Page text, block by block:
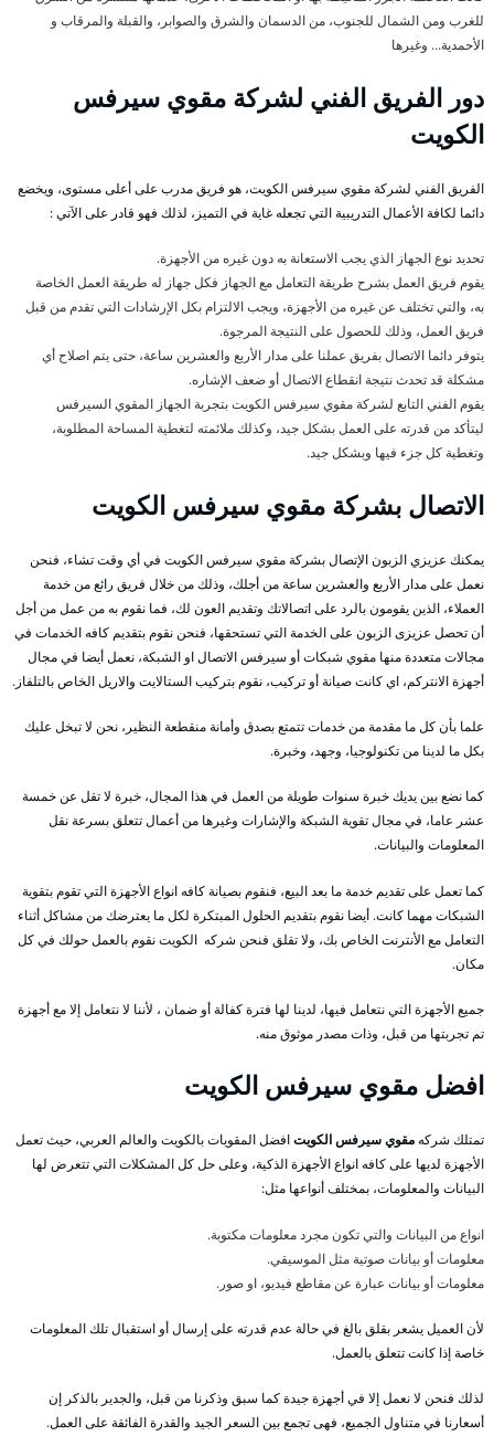
للغرب ومن الشمال للجنوب، من الدسمان والشرق والصوابر، والقبلة والمرقاب و
الأحمدية… وغيرها
دور الفريق الفني لشركة مقوي سيرفس
الكويت
الفريق الفني لشركة مقوي سيرفس الكويت، هو فريق مدرب على أعلى مستوى، ويخضع
دائما لكافة الأعمال التدريبية التي تجعله غاية في التميز، لذلك فهو قادر على الآتي :
تحديد نوع الجهاز الذي يجب الاستعانة به دون غيره من الأجهزة.
يقوم فريق العمل بشرح طريقة التعامل مع الجهاز فكل جهاز له طريقة العمل الخاصة
به، والتي تختلف عن غيره من الأجهزة، ويجب الالتزام بكل الإرشادات التي تقدم من قبل
فريق العمل، وذلك للحصول على النتيجة المرجوة.
يتوفر دائما الاتصال بفريق عملنا على مدار الأربع والعشرين ساعة، حتى يتم اصلاح أي
مشكلة قد تحدث نتيجة انقطاع الاتصال أو ضعف الإشاره.
يقوم الفني التابع لشركة مقوي سيرفس الكويت بتجربة الجهاز المقوي السيرفس
ليتأكد من قدرته على العمل بشكل جيد، وكذلك ملائمته لتغطية المساحة المطلوبة،
وتغطية كل جزء فيها وبشكل جيد.
الاتصال بشركة مقوي سيرفس الكويت
يمكنك عزيزي الزبون الإتصال بشركة مقوي سيرفس الكويت في أي وقت تشاء، فنحن
نعمل على مدار الأربع والعشرين ساعة من أجلك، وذلك من خلال فريق رائع من خدمة
العملاء، الذين يقومون بالرد على اتصالاتك وتقديم العون لك، فما نقوم به من عمل من أجل
أن تحصل عزيزى الزبون على الخدمة التي تستحقها، فنحن نقوم بتقديم كافه الخدمات في
مجالات متعددة منها مقوي شبكات أو سيرفس الاتصال او الشبكة، نعمل أيضا في مجال
أجهزة الانتركم، اي كانت صيانة أو تركيب، نقوم بتركيب الستالايت والاريل الخاص بالتلفاز.
علما بأن كل ما مقدمة من خدمات تتمتع بصدق وأمانة منقطعة النظير، نحن لا تبخل عليك
بكل ما لدينا من تكنولوجيا، وجهد، وخبرة.
كما نضع بين يديك خبرة سنوات طويلة من العمل في هذا المجال، خبرة لا تقل عن خمسة
عشر عاما، في مجال تقوية الشبكة والإشارات وغيرها من أعمال تتعلق بسرعة نقل
المعلومات والبيانات.
كما تعمل على تقديم خدمة ما بعد البيع، فنقوم بصيانة كافه انواع الأجهزة التي تقوم بتقوية
الشبكات مهما كانت. أيضا نقوم بتقديم الحلول المبتكرة لكل ما يعترضك من مشاكل أثناء
التعامل مع الأنترنت الخاص بك، ولا تقلق فنحن شركه الكويت نقوم بالعمل حولك في كل
مكان.
جميع الأجهزة التي نتعامل فيها، لدينا لها فترة كفالة أو ضمان ، لأننا لا نتعامل إلا مع أجهزة
تم تجربتها من قبل، وذات مصدر موثوق منه.
افضل مقوي سيرفس الكويت
تمتلك شركهمقوي سيرفس الكويتافضل المقويات بالكويت والعالم العربي، حيث تعمل
الأجهزة لديها على كافه انواع الأجهزة الذكية، وعلى حل كل المشكلات التي تتعرض لها
البيانات والمعلومات، بمختلف أنواعها مثل:
انواع من البيانات والتي تكون مجرد معلومات مكتوبة.
معلومات أو بيانات صوتية مثل الموسيقي.
معلومات أو بيانات عبارة عن مقاطع فيديو، او صور.
لأن العميل يشعر بقلق بالغ في حالة عدم قدرته على إرسال أو استقبال تلك المعلومات
خاصة إذا كانت تتعلق بالعمل.
لذلك فنحن لا نعمل إلا في أجهزة جيدة كما سبق وذكرنا من قبل، والجدير بالذكر إن
أسعارنا في متناول الجميع، فهى تجمع بين السعر الجيد والقدرة الفائقة على العمل.